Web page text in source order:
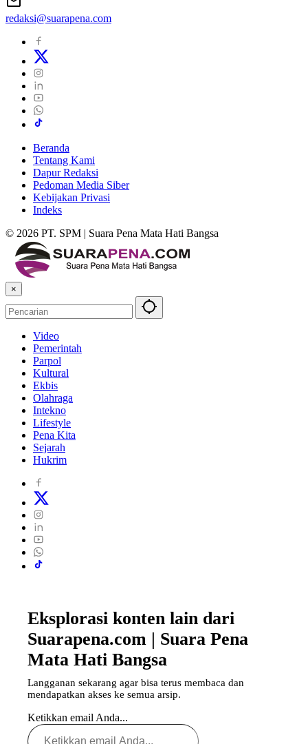
redaksi@suarapena.com
Beranda
Tentang Kami
Dapur Redaksi
Pedoman Media Siber
Kebijakan Privasi
Indeks
© 2026 PT. SPM | Suara Pena Mata Hati Bangsa
×
Video
Pemerintah
Parpol
Kultural
Ekbis
Olahraga
Intekno
Lifestyle
Pena Kita
Sejarah
Hukrim
Eksplorasi konten lain dari
Suarapena.com | Suara Pena
Mata Hati Bangsa
Langganan sekarang agar bisa terus membaca dan
mendapatkan akses ke semua arsip.
Ketikkan email Anda...